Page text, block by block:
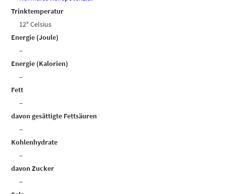
Trinktemperatur
12° Celsius
Energie (Joule)
–
Energie (Kalorien)
–
Fett
–
davon gesättigte Fettsäuren
–
Kohlenhydrate
–
davon Zucker
–